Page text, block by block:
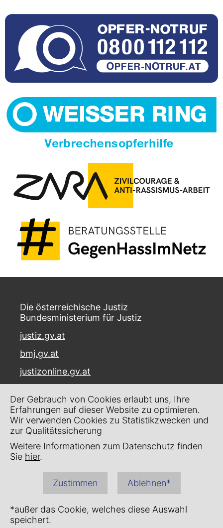
Die österreichische Justiz
Bundesministerium für Justiz
justiz.gv.at
bmj.gv.at
justizonline.gv.at
Museumstraße 7
1070 Wien
Kontakt
Impressum
Barrierefreiheit
Der Gebrauch von Cookies erlaubt uns, Ihre
Erfahrungen auf dieser Website zu optimieren.
Wir verwenden Cookies zu Statistikzwecken und
zur Qualitätssicherung
Weitere Informationen zum Datenschutz finden
Sie hier.
Zustimmen Ablehnen*
*außer das Cookie, welches diese Auswahl
speichert.